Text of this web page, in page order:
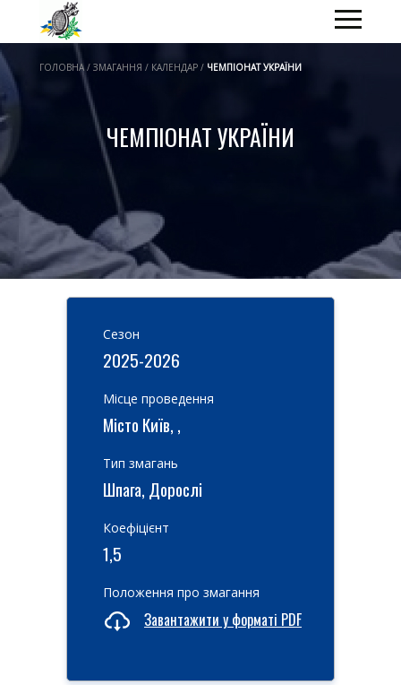
ГОЛОВНА / ЗМАГАННЯ / КАЛЕНДАР / ЧЕМПІОНАТ УКРАЇНИ
ЧЕМПІОНАТ УКРАЇНИ
Cезон
2025-2026
Місце проведення
Місто Київ, ,
Тип змагань
Шпага, Дорослі
Коефіцієнт
1,5
Положення про змагання
Завантажити у форматі PDF